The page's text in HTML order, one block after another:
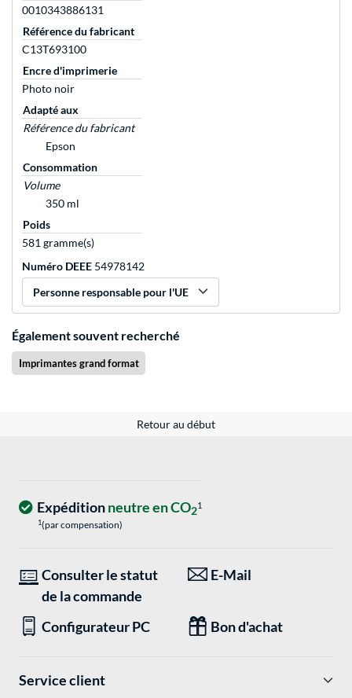
0010343886131
Référence du fabricant
C13T693100
Encre d'imprimerie
Photo noir
Adapté aux
Référence du fabricant
Epson
Consommation
Volume
350 ml
Poids
581 gramme(s)
Numéro DEEE 54978142
Personne responsable pour l'UE
Également souvent recherché
Imprimantes grand format
Retour au début
Expéditionneutre en CO21
1(par compensation)
Consulter le statut
de la commande
E-Mail
Configurateur PC Bon d'achat
Service client